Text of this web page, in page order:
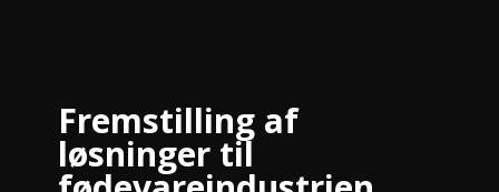
Fremstilling af
løsninger til